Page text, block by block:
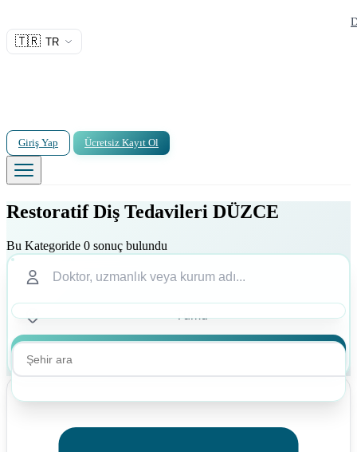
🇹🇷 TR
Giriş Yap Ücretsiz Kayıt Ol
Restoratif Diş Tedavileri DÜZCE
Bu Kategoride 0 sonuç bulundu